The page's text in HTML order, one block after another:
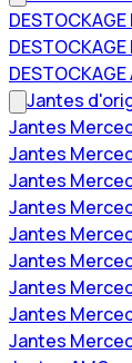
Jantes
Jantes
Jantes
Jantes
Jantes
Jantes
Jantes
Jantes
Jantes
Jantes